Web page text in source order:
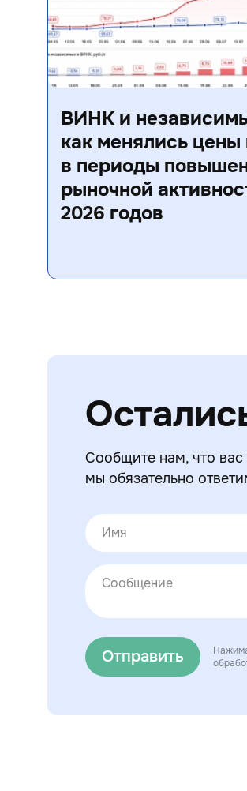
ВИНК и
как менялись
в периоды
рыночной
2026 годов
Сообщите нам, что вас
мы обязательно
Отправить